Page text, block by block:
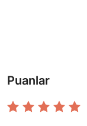
Puanlar